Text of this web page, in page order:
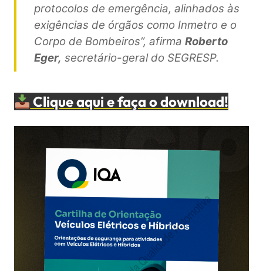
protocolos de emergência, alinhados às
exigências de órgãos como Inmetro e o
Corpo de Bombeiros”, afirma Roberto
Eger, secretário-geral do SEGRESP.
Clique aqui e faça o download!